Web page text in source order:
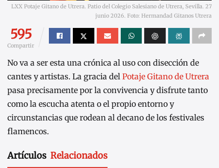
LXX Potaje Gitano de Utrera. Patio del Colegio Salesiano de Utrera, Sevilla. 27
junio 2026. Foto: Hermandad Gitanos Utrera
595
Compartir
No va a ser esta una crónica al uso con disección de
cantes y artistas. La gracia del Potaje Gitano de Utrera
pasa precisamente por la convivencia y disfrute tanto
como la escucha atenta o el propio entorno y
circunstancias que rodean al decano de los festivales
flamencos.
Artículos Relacionados